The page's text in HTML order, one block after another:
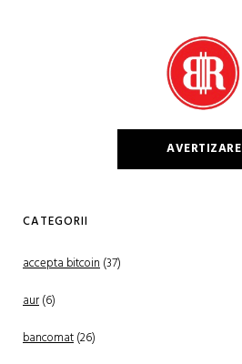
AVERTIZARE
CATEGORII
accepta bitcoin(37)
aur(6)
bancomat(26)